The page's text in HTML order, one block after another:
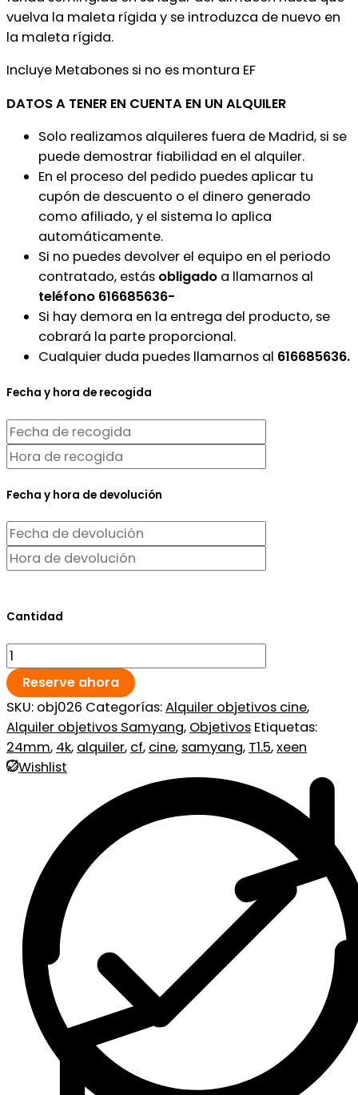
vuelva la maleta rígida y se introduzca de nuevo en
la maleta rígida.
Incluye Metabones si no es montura EF
DATOS A TENER EN CUENTA EN UN ALQUILER
Solo realizamos alquileres fuera de Madrid, si se
puede demostrar fiabilidad en el alquiler.
En el proceso del pedido puedes aplicar tu
cupón de descuento o el dinero generado
como afiliado, y el sistema lo aplica
automáticamente.
Si no puedes devolver el equipo en el periodo
contratado, estás obligado a llamarnos al
teléfono 616685636-
Si hay demora en la entrega del producto, se
cobrará la parte proporcional.
Cualquier duda puedes llamarnos al 616685636.
Fecha y hora de recogida
Fecha y hora de devolución
Cantidad
Reserve ahora
SKU: obj026 Categorías:Alquiler objetivos cine,
Alquiler objetivos Samyang, Objetivos Etiquetas:
24mm, 4k, alquiler, cf, cine, samyang, T1.5,xeen
Wishlist